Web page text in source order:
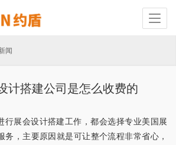
闻
计搭建公司是怎么收费的
行展会设计搭建工作，都会选择专业美国展
务，主要原因就是可让整个流程非常省心，